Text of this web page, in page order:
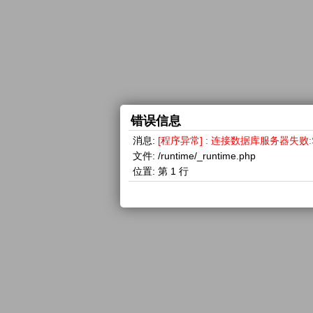
错误信息
消息: [程序异常] : 连接数据库服务器失
文件: /runtime/_runtime.php
位置: 第 1 行